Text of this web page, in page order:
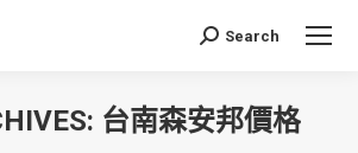
Search:
Search
台南森安邦價格